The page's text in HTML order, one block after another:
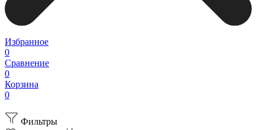
Избранное
0
Сравнение
0
Корзина
0
Фильтры